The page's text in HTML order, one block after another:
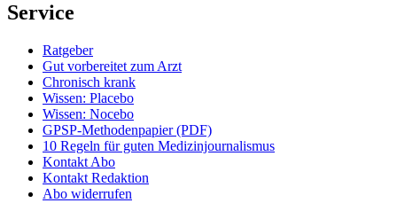
Service
Ratgeber
Gut vorbereitet zum Arzt
Chronisch krank
Wissen: Placebo
Wissen: Nocebo
GPSP-Methodenpapier (PDF)
10 Regeln für guten Medizinjournalismus
Kontakt Abo
Kontakt Redaktion
Abo widerrufen